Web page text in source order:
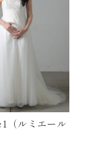
（ルミエール